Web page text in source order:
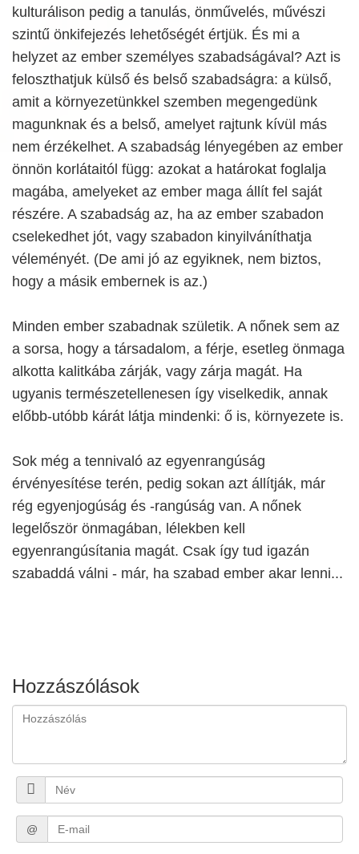
kulturálison pedig a tanulás, önművelés, művészi
szintű önkifejezés lehetőségét értjük. És mi a
helyzet az ember személyes szabadságával? Azt is
feloszthatjuk külső és belső szabadságra: a külső,
amit a környezetünkkel szemben megengedünk
magunknak és a belső, amelyet rajtunk kívül más
nem érzékelhet. A szabadság lényegében az ember
önnön korlátaitól függ: azokat a határokat foglalja
magába, amelyeket az ember maga állít fel saját
részére. A szabadság az, ha az ember szabadon
cselekedhet jót, vagy szabadon kinyilváníthatja
véleményét. (De ami jó az egyiknek, nem biztos,
hogy a másik embernek is az.)
Minden ember szabadnak születik. A nőnek sem az
a sorsa, hogy a társadalom, a férje, esetleg önmaga
alkotta kalitkába zárják, vagy zárja magát. Ha
ugyanis természetellenesen így viselkedik, annak
előbb-utóbb kárát látja mindenki: ő is, környezete is.
Sok még a tennivaló az egyenrangúság
érvényesítése terén, pedig sokan azt állítják, már
rég egyenjogúság és -rangúság van. A nőnek
legelőször önmagában, lélekben kell
egyenrangúsítania magát. Csak így tud igazán
szabaddá válni - már, ha szabad ember akar lenni...
Hozzászólások
@